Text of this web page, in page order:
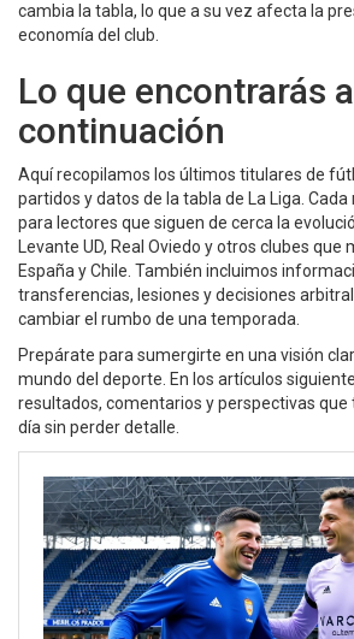
cambia la tabla, lo que a su vez afecta la
economía del club.
Lo que encontrarás a
continuación
Aquí recopilamos los últimos titulares de
partidos y datos de la tabla de La Liga.
para lectores que siguen de cerca la
Levante UD, Real Oviedo y otros clubes
España y Chile. También incluimos
transferencias, lesiones y decisiones
cambiar el rumbo de una temporada.
Prepárate para sumergirte en una visión
mundo del deporte. En los artículos
resultados, comentarios y perspectivas que
día sin perder detalle.